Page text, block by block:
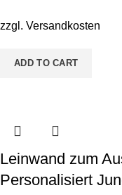
Peppy
quantity
zzgl. Versandkosten
ADD TO CART
Leinwand zum
Personalisiert